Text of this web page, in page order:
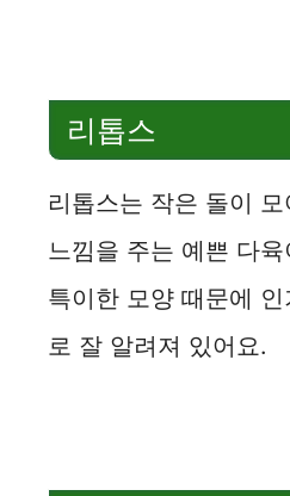
리톱스
리톱스는 작은 돌이
느낌을 주는 예쁜 다
특이한 모양 때문에
로 잘 알려져 있어요.